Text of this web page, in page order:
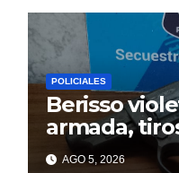
POLICIALES
Berisso
armada,
AGO 5, 2026